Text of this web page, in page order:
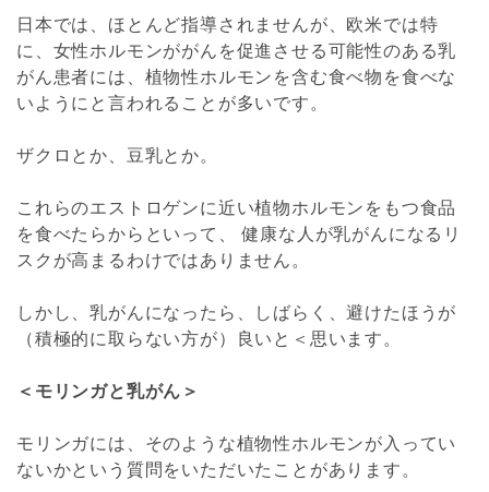
日本では、ほとんど指導されませんが、欧米では特
に、女性ホルモンががんを促進させる可能性のある乳
がん患者には、植物性ホルモンを含む食べ物を食べな
いようにと言われることが多いです。
ザクロとか、豆乳とか。
これらのエストロゲンに近い植物ホルモンをもつ食品
を食べたらからといって、 健康な人が乳がんになるリ
スクが高まるわけではありません。
しかし、乳がんになったら、しばらく、避けたほうが
（積極的に取らない方が）良いと＜思います。
＜モリンガと乳がん＞
モリンガには、そのような植物性ホルモンが入ってい
ないかという質問をいただいたことがあります。